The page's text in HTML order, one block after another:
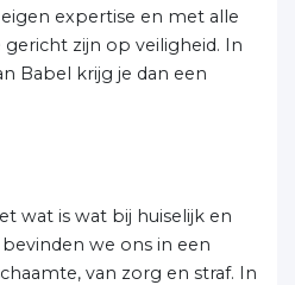
expertise en met alle
zijn op veiligheid. In
Babel krijg je dan een
wat is wat bij huiselijk en
we ons in een
van zorg en straf. In